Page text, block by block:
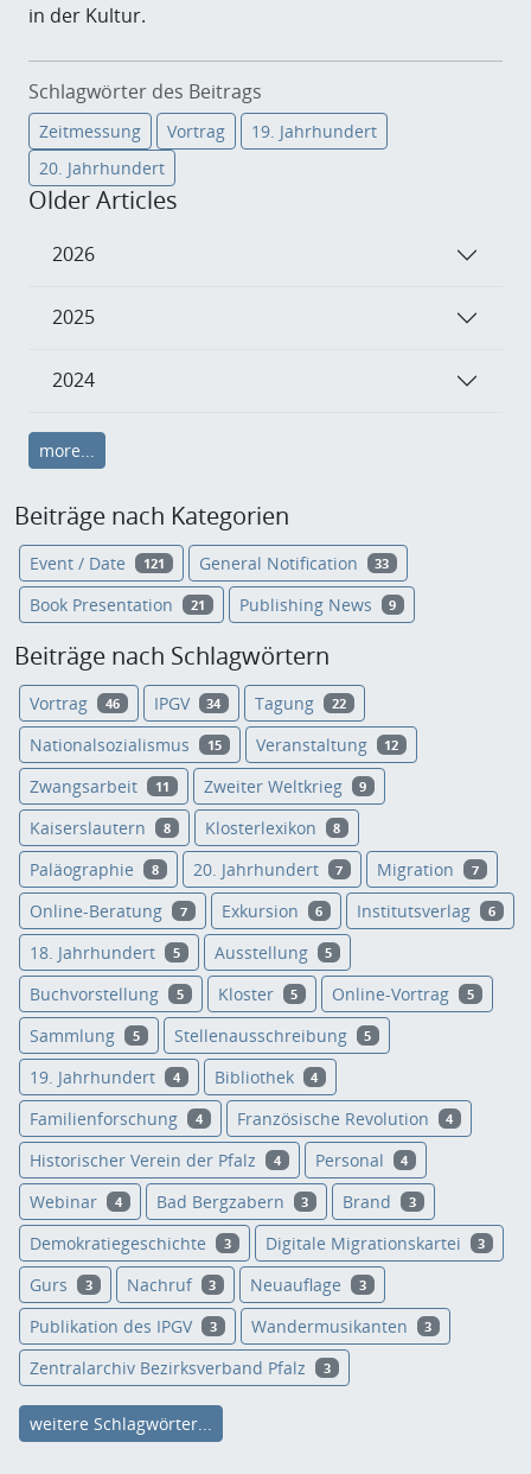
in der Kultur.
Schlagwörter des Beitrags
Zeitmessung Vortrag
19. Jahrhundert
20. Jahrhundert
Older Articles
2026
2025
2024
more...
Beiträge nach Kategorien
Event / Date 121 General Notification 33
Book Presentation 21 Publishing News 9
Beiträge nach Schlagwörtern
Vortrag 46 IPGV 34 Tagung 22
Nationalsozialismus 15 Veranstaltung 12
Zwangsarbeit 11 Zweiter Weltkrieg 9
Kaiserslautern 8 Klosterlexikon 8
Paläographie 8 20. Jahrhundert 7 Migration 7
Online-Beratung 7 Exkursion 6 Institutsverlag 6
18. Jahrhundert 5 Ausstellung 5
Buchvorstellung 5 Kloster 5 Online-Vortrag 5
Sammlung 5 Stellenausschreibung 5
19. Jahrhundert 4 Bibliothek 4
Familienforschung 4 Französische Revolution 4
Historischer Verein der Pfalz 4 Personal 4
Webinar 4 Bad Bergzabern 3 Brand 3
Demokratiegeschichte 3 Digitale Migrationskartei 3
Gurs 3 Nachruf 3 Neuauflage 3
Publikation des IPGV 3 Wandermusikanten 3
Zentralarchiv Bezirksverband Pfalz 3
weitere Schlagwörter...